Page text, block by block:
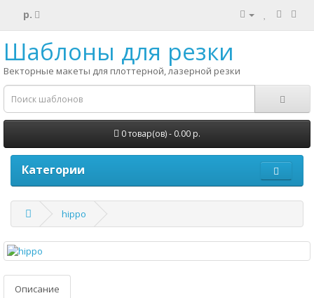
р.
Шаблоны для резки
Векторные макеты для плоттерной, лазерной резки
0 товар(ов) - 0.00 р.
Категории
hippo
Описание